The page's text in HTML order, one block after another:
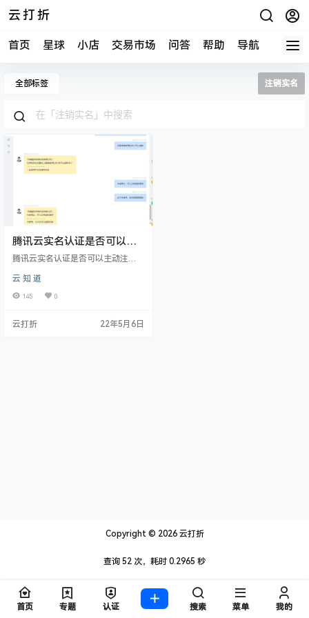
云打折
首页 星球 小店 交易市场 问答 帮助 导航 快报
全部标签 注销实名
腾讯云实名认证是否可以主
动注销？
腾讯云实名认证是否可以主动注
认证是无法主动注销的，除非官方
主动注销。
云 知 道
145 0
云打折 22年5月6日
Copyright © 2026云打折
查询 52 次，耗时 0.2965 秒
首页 专题 认证 搜索 菜单 我的